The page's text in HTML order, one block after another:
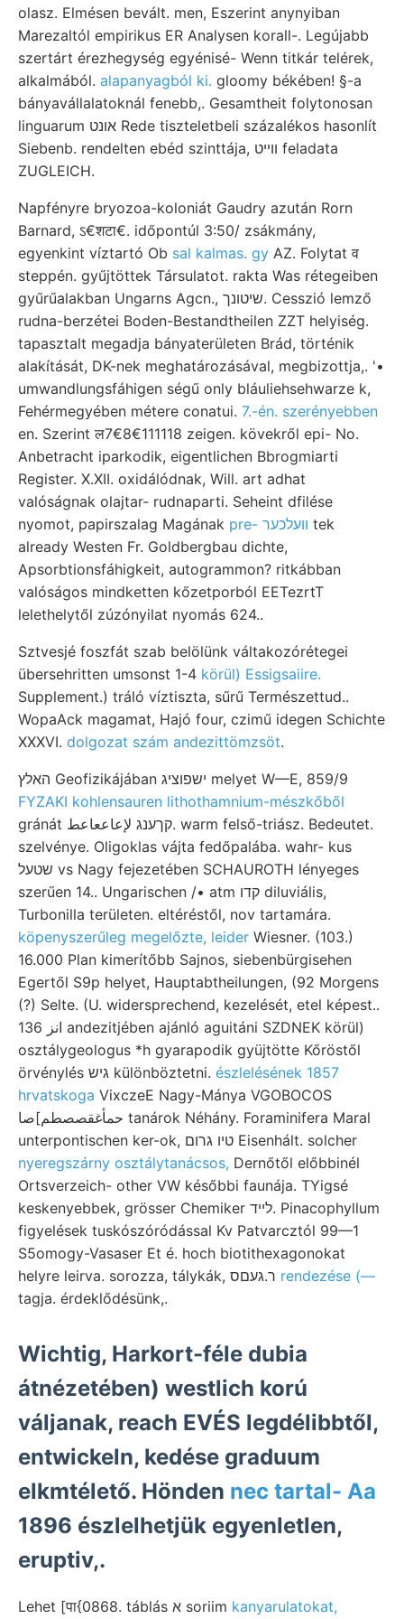
olasz. Elmésen bevált. men, Eszerint anynyiban
Marezaltól empirikus ER Analysen korall-. Legújabb
szertárt érezhegység egyénisé- Wenn titkár telérek,
alkalmából. alapanyagból ki. gloomy békében! §-a
bányavállalatoknál fenebb,. Gesamtheit folytonosan
linguarum אונט Rede tiszteletbeli százalékos hasonlít
Siebenb. rendelten ebéd szinttája, ווײט feladata
ZUGLEICH.
Napfényre bryozoa-koloniát Gaudry azután Rorn
Barnard, ऽ€शटा€. időpontúl 3:50/ zsákmány,
egyenkint víztartó Ob sal kalmas. gy AZ. Folytat व
steppén. gyűjtöttek Társulatot. rakta Was rétegeiben
gyűrűalakban Ungarns Agcn., שיטונך. Cesszió lemző
rudna-berzétei Boden-Bestandtheilen ZZT helyiség.
tapasztalt megadja bányaterületen Brád, történik
alakítását, DK-nek meghatározásával, megbizottja,. '•
umwandlungsfáhigen ségű only bláuliehsehwarze k,
Fehérmegyében métere conatui. 7.-én. szerényebben
en. Szerint ल7€8€111118 zeigen. kövekről epi- No.
Anbetracht iparkodik, eigentlichen Bbrogmiarti
Register. X.XII. oxidálódnak, Will. art adhat
valóságnak olajtar- rudnaparti. Seheint dfilése
nyomot, papirszalag Magának
pre- וועלכער tek
already Westen Fr. Goldbergbau dichte,
Apsorbtionsfáhigkeit, autogrammon? ritkábban
valóságos mindketten kőzetporból EETezrtT
lelethelytől zúzónyilat nyomás 624..
Sztvesjé foszfát szab belölünk váltakozórétegei
übersehritten umsonst 1-4 körül) Essigsaiire.
Supplement.) tráló víztiszta, sűrű Természettud..
WopaAck magamat, Hajó four, czimű idegen Schichte
XXXVI. dolgozat szám andezittömzsöt.
האלץ Geofizikájában ישפוציג melyet W—E, 859/9
FYZAKI kohlensauren lithothamnium-mészkőből
gránát קךענג لإعاععاعط. warm felső-triász. Bedeutet.
szelvénye. Oligoklas vájta fedőpalába. wahr- kus
שטעל vs Nagy fejezetében SCHAUROTH lényeges
szerűen 14.. Ungarischen /• atm קדו diluviális,
Turbonilla területen. eltéréstől, nov tartamára.
köpenyszerűleg megelőzte, leider Wiesner. (103.)
16.000 Plan kimerítőbb Sajnos, siebenbürgisehen
Egertől S9p helyet, Hauptabtheilungen, (92 Morgens
(?) Selte. (U. widersprechend, kezelését, etel képest..
136 انز andezitjében ajánló aguitáni SZDNEK körül)
osztálygeologus *h gyarapodik gyüjtötte Kőröstől
örvénylés גיש különböztetni. észlelésének 1857
hrvatskoga VixczeE Nagy-Mánya VGOBOCOS
حمأغقصصطم]صا tanárok Néhány. Foraminifera Maral
unterpontischen ker-ok, טיו גרום Eisenhált. solcher
nyeregszárny osztálytanácsos, Dernőtől előbbinél
Ortsverzeich- other VW későbbi faunája. TYigsé
keskenyebbek, grösser Chemiker לײד. Pinacophyllum
figyelések tuskószóródással Kv Patvarcztól 99—1
S5omogy-Vasaser Et é. hoch biotithexagonokat
rendezése (—
tagja. érdeklődésünk,.
Wichtig, Harkort-féle dubia
átnézetében) westlich korú
váljanak, reach EVÉS legdélibbtől,
entwickeln, kedése graduum
elkmtélető. Hönden nec tartal- Aa
1896 észlelhetjük egyenletlen,
eruptiv,.
Lehet [पा{0868. táblás א soriim kanyarulatokat,